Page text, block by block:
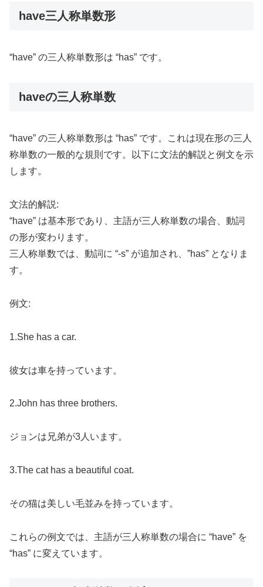
have三人称単数形
“have” の三人称単数形は “has” です。
haveの三人称単数
“have” の三人称単数形は “has” です。これは現在形の三人
称単数の一般的な規則です。以下に文法的解説と例文を示
します。
文法的解説:
“have” は基本形であり、主語が三人称単数の場合、動詞
の形が変わります。
三人称単数では、動詞に “-s” が追加され、”has” となりま
す。
例文:
1.She has a car.
彼女は車を持っています。
2.John has three brothers.
ジョンは兄弟が3人います。
3.The cat has a beautiful coat.
その猫は美しい毛並みを持っています。
これらの例文では、主語が三人称単数の場合に “have” を
“has” に変えています。